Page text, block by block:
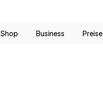
Shop Business Preise